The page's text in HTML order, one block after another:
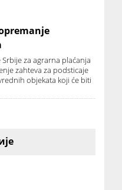
za agrarna plaćanja
zahteva za podsticaje
objekata koji će biti